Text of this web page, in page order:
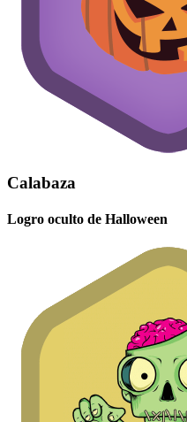
Calabaza
Logro oculto de Halloween